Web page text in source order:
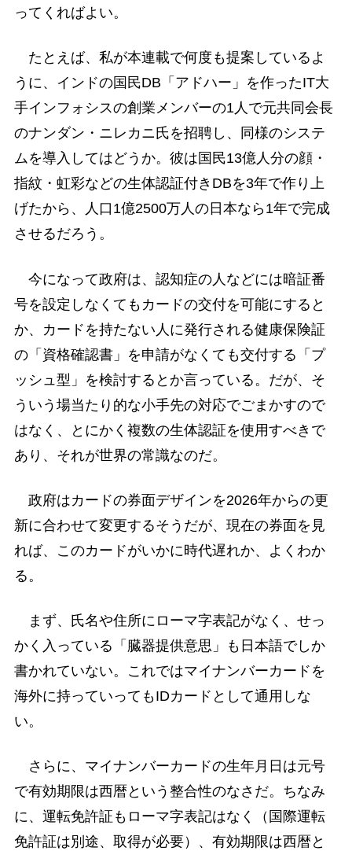
ってくればよい。
たとえば、私が本連載で何度も提案しているよ
うに、インドの国民DB「アドハー」を作ったIT大
手インフォシスの創業メンバーの1人で元共同会長
のナンダン・ニレカニ氏を招聘し、同様のシステ
ムを導入してはどうか。彼は国民13億人分の顔・
指紋・虹彩などの生体認証付きDBを3年で作り上
げたから、人口1億2500万人の日本なら1年で完成
させるだろう。
今になって政府は、認知症の人などには暗証番
号を設定しなくてもカードの交付を可能にすると
か、カードを持たない人に発行される健康保険証
の「資格確認書」を申請がなくても交付する「プ
ッシュ型」を検討するとか言っている。だが、そ
ういう場当たり的な小手先の対応でごまかすので
はなく、とにかく複数の生体認証を使用すべきで
あり、それが世界の常識なのだ。
政府はカードの券面デザインを2026年からの更
新に合わせて変更するそうだが、現在の券面を見
れば、このカードがいかに時代遅れか、よくわか
る。
まず、氏名や住所にローマ字表記がなく、せっ
かく入っている「臓器提供意思」も日本語でしか
書かれていない。これではマイナンバーカードを
海外に持っていってもIDカードとして通用しな
い。
さらに、マイナンバーカードの生年月日は元号
で有効期限は西暦という整合性のなさだ。ちなみ
に、運転免許証もローマ字表記はなく（国際運転
免許証は別途、取得が必要）、有効期限は西暦と